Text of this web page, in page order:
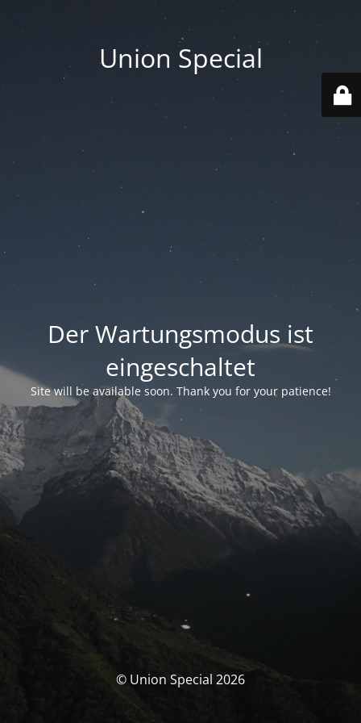
Union Special
Der Wartungsmodus ist
eingeschaltet
Site will be available soon. Thank you for your patience!
© Union Special 2026